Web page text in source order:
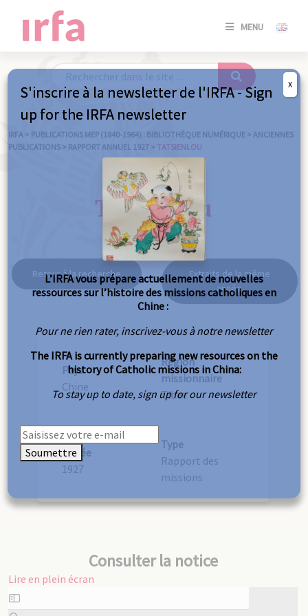
MENU
SE
/
IRFA > PUBLICATIONS MEP (1840-1964) : BIBLIOTHÈQUE NUMÉRIQUE > ANCIENNES
PUBLICATIONS > RAPPORT ANNUEL 1927 > TATSIENLOU
Tatsienlou
Retour à la recherche
Extraits de la même
année
Pays
Chine
Région
missionnaire
Tibet
Année
1927
Type
Rapport des
missions
Consulter la notice
Lire en plein écran
Aller
au
S'inscrire à la newsletter de l'IRFA - Sign
up for the IRFA newsletter
L’IRFA vous prépare actuellement de nouvelles
ressources sur l’histoire des missions catholiques en
Chine :
Pour ne rien rater, inscrivez-vous à notre newsletter
The IRFA is currently preparing new resources on the
history of Catholic missions in China:
To stay up to date, sign up for our newsletter
Soumettre
X